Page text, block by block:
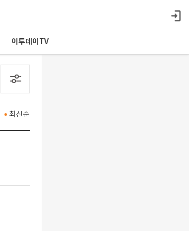
이투데이TV
최신순